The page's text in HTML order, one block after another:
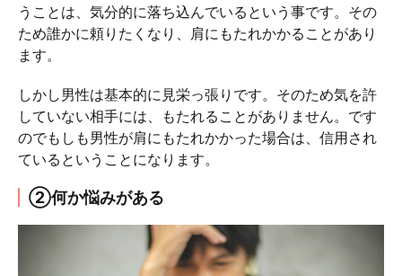
うことは、気分的に落ち込んでいるという事です。その
ため誰かに頼りたくなり、肩にもたれかかることがあり
ます。
しかし男性は基本的に見栄っ張りです。そのため気を許
していない相手には、もたれることがありません。です
のでもしも男性が肩にもたれかかった場合は、信用され
ているということになります。
②何か悩みがある